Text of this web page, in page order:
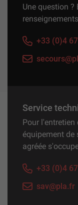
Une question ?
+33 (0)4
Service
Pour
équipement de
agréée
+33 (0)4
sav@pla.fr